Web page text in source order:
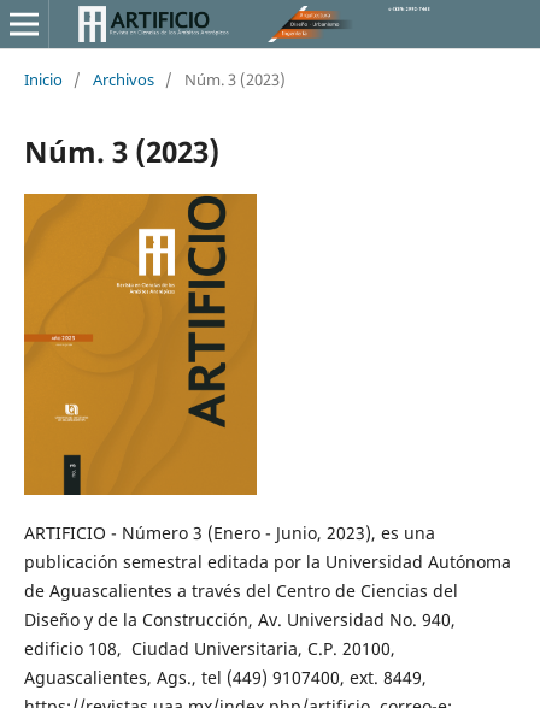
Inicio / Archivos / Núm. 3 (2023)
Núm. 3 (2023)
ARTIFICIO - Número 3 (Enero - Junio, 2023), es una
publicación semestral editada por la Universidad Autónoma
de Aguascalientes a través del Centro de Ciencias del
Diseño y de la Construcción, Av. Universidad No. 940,
edificio 108, Ciudad Universitaria, C.P. 20100,
Aguascalientes, Ags., tel (449) 9107400, ext. 8449,